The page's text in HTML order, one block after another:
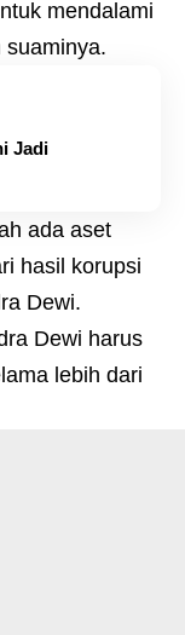
mendalami
suaminya.
Jadi
ada aset
hasil korupsi
Dewi.
Dewi harus
lebih dari